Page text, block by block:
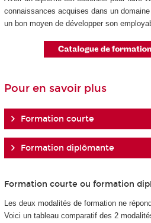
connaissances acquises dans un
un bon moyen de développer son
Pour en savoir plus
Formation courte
Formation diplômante
Formation courte ou formation
Les deux modalités de formation ne
Voici un tableau comparatif des 2